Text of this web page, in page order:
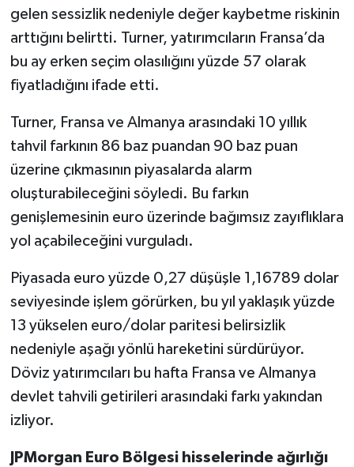
gelen sessizlik nedeniyle değer kaybetme riskinin
arttığını belirtti. Turner, yatırımcıların Fransa’da
bu ay erken seçim olasılığını yüzde 57 olarak
fiyatladığını ifade etti.
Turner, Fransa ve Almanya arasındaki 10 yıllık
tahvil farkının 86 baz puandan 90 baz puan
üzerine çıkmasının piyasalarda alarm
oluşturabileceğini söyledi. Bu farkın
genişlemesinin euro üzerinde bağımsız zayıflıklara
yol açabileceğini vurguladı.
Piyasada euro yüzde 0,27 düşüşle 1,16789 dolar
seviyesinde işlem görürken, bu yıl yaklaşık yüzde
13 yükselen euro/dolar paritesi belirsizlik
nedeniyle aşağı yönlü hareketini sürdürüyor.
Döviz yatırımcıları bu hafta Fransa ve Almanya
devlet tahvili getirileri arasındaki farkı yakından
izliyor.
JPMorgan Euro Bölgesi hisselerinde ağırlığı